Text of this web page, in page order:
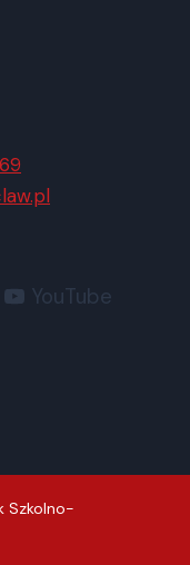
YouTube
Szkolno-